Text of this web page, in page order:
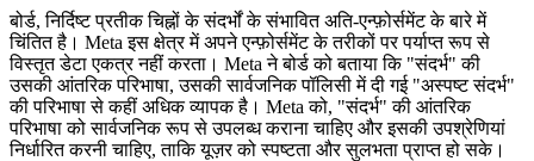
बोर्ड, निर्दिष्ट प्रतीक चिह्नों के संदर्भों के संभावित अति-एन्फ़ोर्समेंट के बारे में
चिंतित है। Meta इस क्षेत्र में अपने एन्फ़ोर्समेंट के तरीकों पर पर्याप्त रूप से
विस्तृत डेटा एकत्र नहीं करता। Meta ने बोर्ड को बताया कि "संदर्भ" की
उसकी आंतरिक परिभाषा, उसकी सार्वजनिक पॉलिसी में दी गई "अस्पष्ट संदर्भ"
की परिभाषा से कहीं अधिक व्यापक है। Meta को, "संदर्भ" की आंतरिक
परिभाषा को सार्वजनिक रूप से उपलब्ध कराना चाहिए और इसकी उपश्रेणियां
निर्धारित करनी चाहिए, ताकि यूज़र को स्पष्टता और सुलभता प्राप्त हो सके।